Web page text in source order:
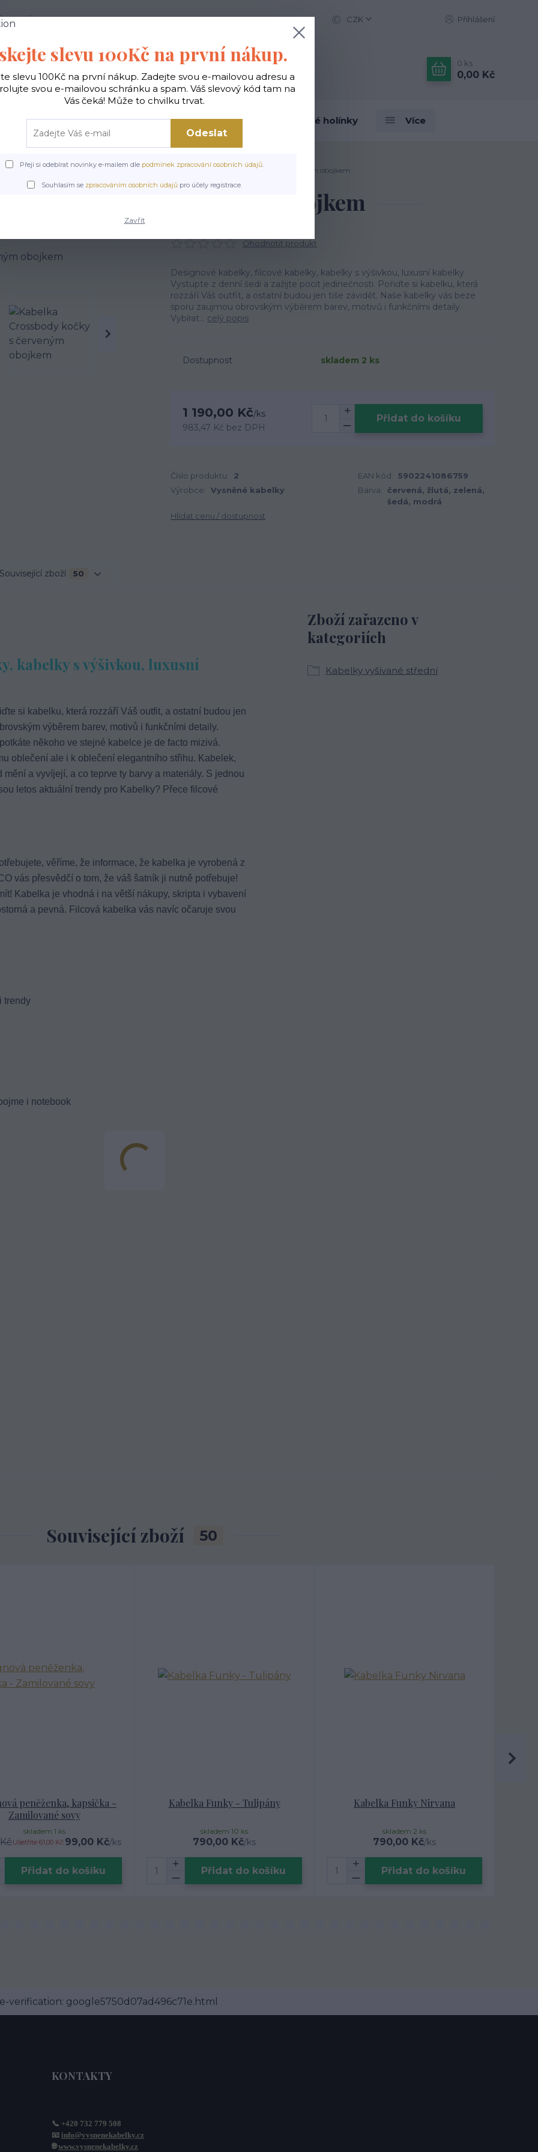
JAK NAKUPOVAT KONTAKTY CZK Přihlášení
0 ks
0,00 Kč
Vaky na záda Polštáře Doplňky Designové holínky Více
Kabelky střední Kabelky vyšívané střední Kabelka Crossbody kočky s červeným obojkem
kočky s červeným obojkem
Ohodnotit produkt
Designové kabelky, filcové kabelky, kabelky s výšivkou, luxusní kabelky
Vystupte z denní šedi a zažijte pocit jedinečnosti. Pořiďte si kabelku, která
rozzáří Váš outfit, a ostatní budou jen tiše závidět. Naše kabelky vás beze
sporu zaujmou obrovským výběrem barev, motivů i funkčními detaily.
Vybírat... celý popis
Dostupnost skladem 2 ks
1 190,00 Kč/ks
983,47 Kč bez DPH
Přidat do košíku
Číslo produktu: 2 EAN kód: 5902241086759
Výrobce: Vysněné kabelky Barva:
červená, žlutá, zelená,
šedá, modrá
Hlídat cenu / dostupnost
Související zboží 50
kabelky s výšivkou, luxusní
si kabelku, která rozzáří Váš outfit, a ostatní budou jen
výběrem barev, motivů i funkčními detaily.
někoho ve stejné kabelce je de facto mizivá.
oblečení ale i k oblečení elegantního střihu. Kabelek,
a vyvíjejí, a co teprve ty barvy a materiály. S jednou
letos aktuální trendy pro Kabelky? Přece filcové
věříme, že informace, že kabelka je vyrobená z
vás přesvědčí o tom, že váš šatník ji nutně potřebuje!
Kabelka je vhodná i na větší nákupy, skripta i vybavení
a pevná. Filcová kabelka vás navíc očaruje svou
trendy
i notebook
Zboží zařazeno v
kategoriích
Kabelky vyšívané střední
Související zboží 50
peněženka, kapsička -
Zamilované sovy
Ušetříte 61,00 Kč 99,00 Kč/ks
skladem 1 ks
Přidat do košíku
Kabelka Funky - Tulipány
790,00 Kč/ks
skladem 10 ks
Přidat do košíku
Kabelka Funky Nirvana
790,00 Kč/ks
skladem 2 ks
Přidat do košíku
google5750d07ad496c71e.html
KONTAKTY
📞 +420 732 779 508
📧 info@vysnenekabelky.cz
🌐 www.vysnenekabelky.cz
slevu 100Kč na první nákup.
slevu 100Kč na první nákup. Zadejte svou e-mailovou adresu a
svou e-mailovou schránku a spam. Váš slevový kód tam na
Vás čeká! Může to chvilku trvat.
Odeslat
Přeji si odebírat novinky e-mailem dle podmínek zpracování osobních údajů.
Souhlasím se zpracováním osobních údajů pro účely registrace.
Zavřít